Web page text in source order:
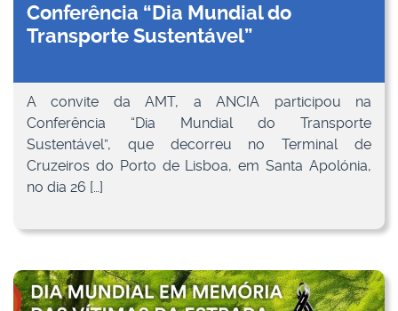
Conferência “Dia Mundial do
Transporte Sustentável”
A convite da AMT, a ANCIA participou na
Conferência “Dia Mundial do Transporte
Sustentável”, que decorreu no Terminal de
Cruzeiros do Porto de Lisboa, em Santa Apolónia,
no dia 26 […]